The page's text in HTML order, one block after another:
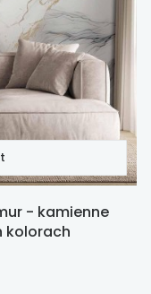
- kamienne
kolorach